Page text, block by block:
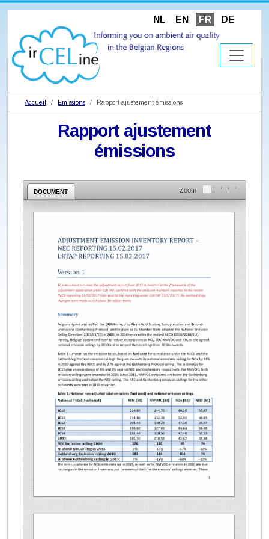
NL EN FR DE
Accueil Emissions Rapport ajustement émissions
Rapport ajustement
émissions
DOCUMENT Zoom